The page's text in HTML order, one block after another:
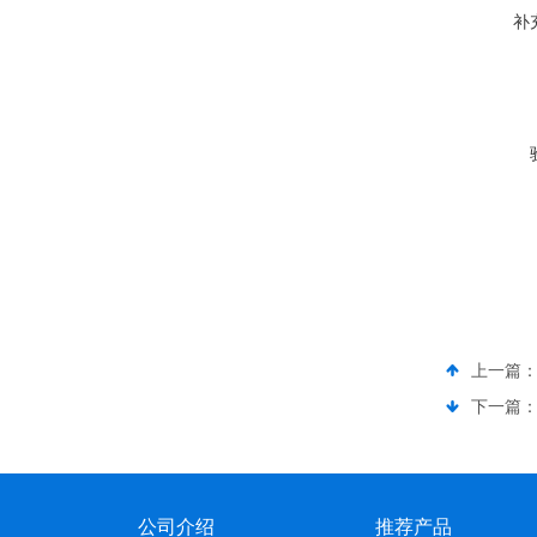
补
上一篇：
下一篇：
公司介绍 推荐产品